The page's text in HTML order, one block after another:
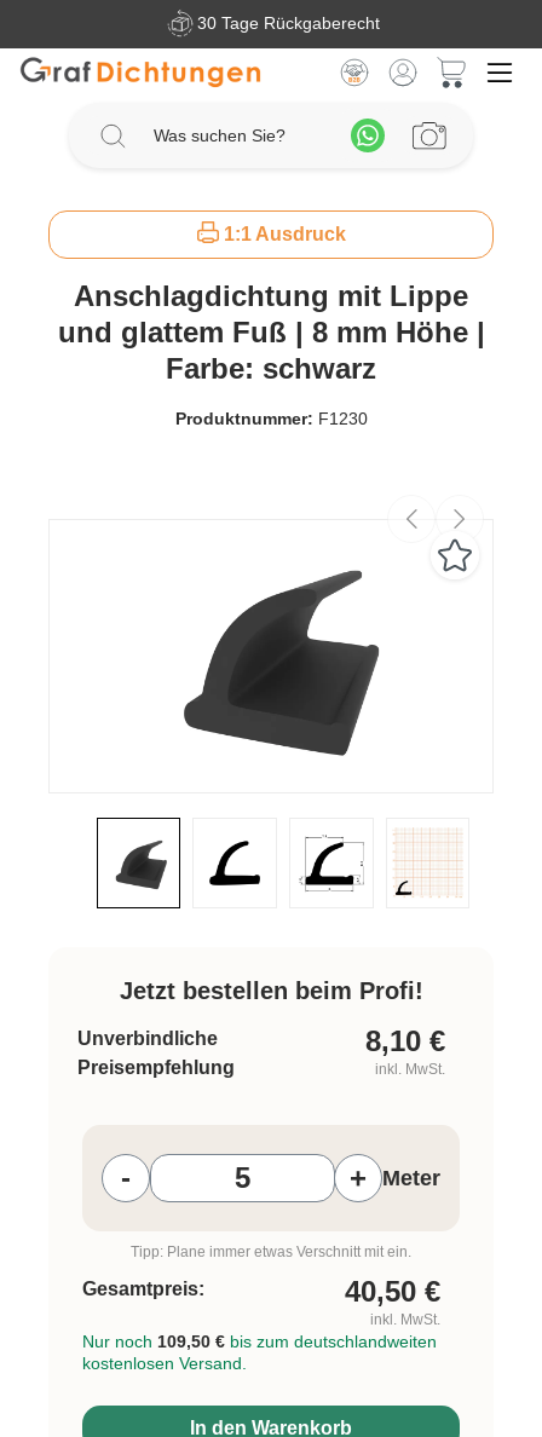
Zum Hauptinhalt springen30 Tage Rückgaberecht
1:1 Ausdruck
Anschlagdichtung mit Lippe
und glattem Fuß | 8 mm Höhe |
Farbe: schwarz
Produktnummer: F1230
Jetzt bestellen beim Profi!
Unverbindliche
Preisempfehlung
8,10 €
inkl. MwSt.
- + Meter
Tipp: Plane immer etwas Verschnitt mit ein.
Gesamtpreis: 40,50 €
inkl. MwSt.
Nur noch 109,50 € bis zum deutschlandweiten
kostenlosen Versand.
In den Warenkorb